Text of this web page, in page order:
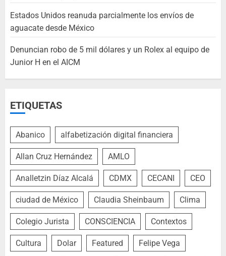
Estados Unidos reanuda parcialmente los envíos de
aguacate desde México
Denuncian robo de 5 mil dólares y un Rolex al equipo de
Junior H en el AICM
ETIQUETAS
Abanico alfabetización digital financiera
Allan Cruz Hernández AMLO
Analletzin Díaz Alcalá CDMX CECANI CEO
ciudad de México Claudia Sheinbaum Clima
Colegio Jurista CONSCIENCIA Contextos
Cultura Dolar Featured Felipe Vega